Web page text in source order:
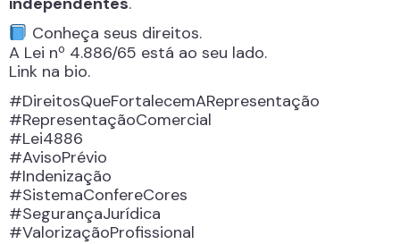
Conheça seus direitos.
A Lei nº 4.886/65 está ao seu lado.
Link na bio.
#DireitosQueFortalecemARepresentação
#RepresentaçãoComercial
#Lei4886
#AvisoPrévio
#Indenização
#SistemaConfereCores
#SegurançaJurídica
#ValorizaçãoProfissional